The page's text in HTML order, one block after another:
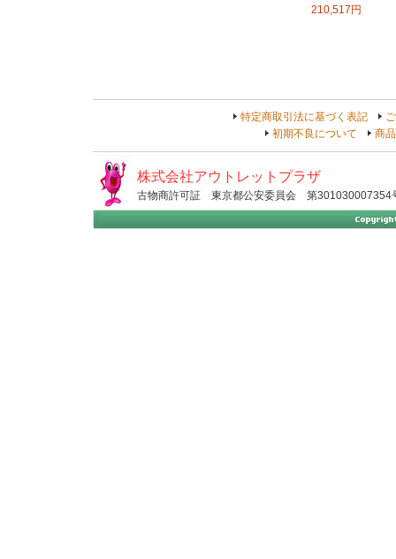
210,517円
特定商取引法に基づく表記
初期不良について
商
株式会社アウトレットプラザ
古物商許可証 東京都公安委員会 第301030007354